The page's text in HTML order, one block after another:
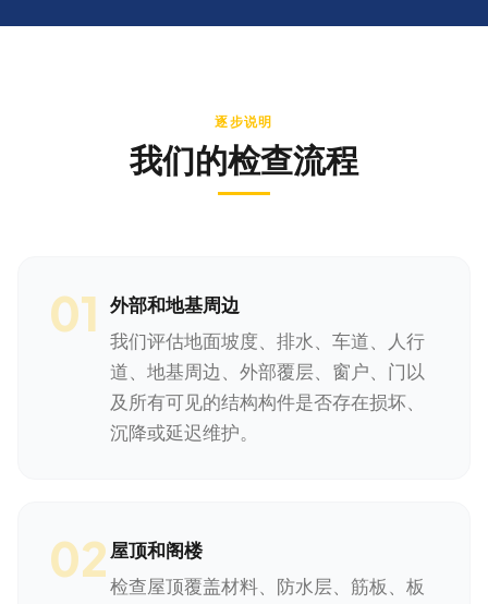
逐步说明
我们的检查流程
01 外部和地基周边
我们评估地面坡度、排水、车道、人行
道、地基周边、外部覆层、窗户、门以
及所有可见的结构构件是否存在损坏、
沉降或延迟维护。
02 屋顶和阁楼
检查屋顶覆盖材料、防水层、筋板、板